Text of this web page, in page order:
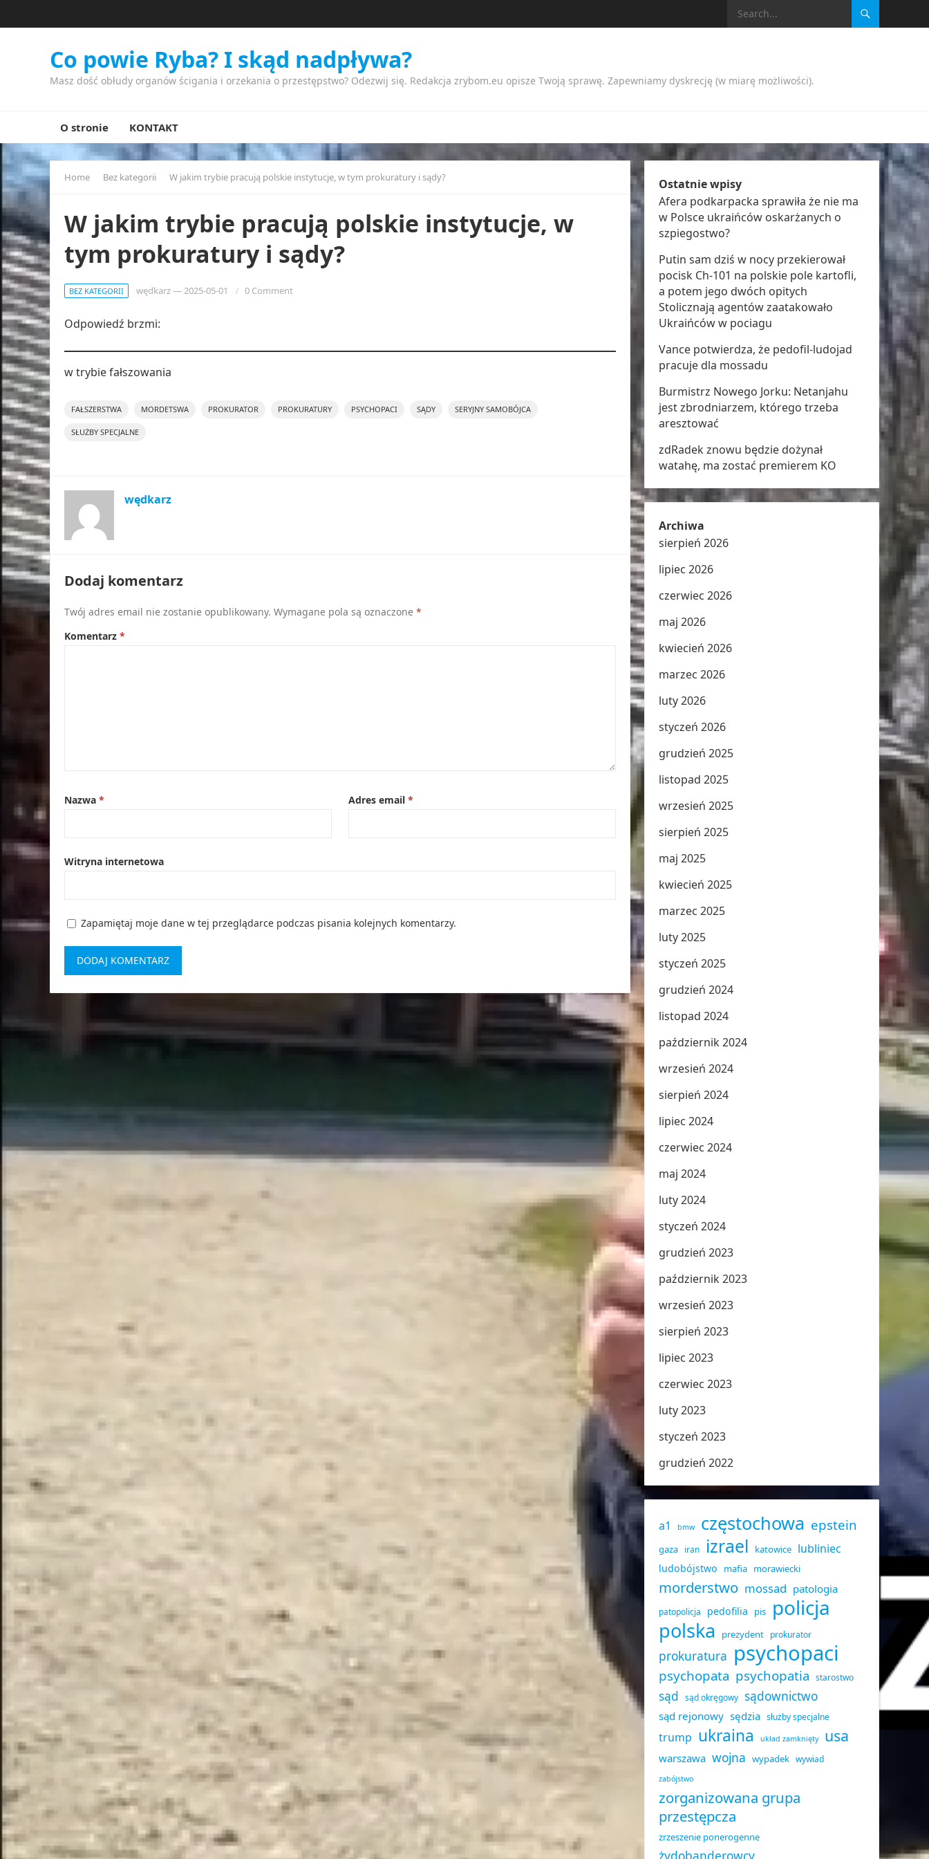
Co powie Ryba? I skąd nadpływa?
Masz dość obłudy organów ścigania i orzekania o przestępstwo? Odezwij się. Redakcja zrybom.eu opisze Twoją sprawę. Zapewniamy dyskrecję (w miarę możliwości).
O stronie KONTAKT
Home Bez kategorii W jakim trybie pracują polskie instytucje, w tym prokuratury i sądy?
W jakim trybie pracują polskie instytucje, w
tym prokuratury i sądy?
BEZ KATEGORII wędkarz—2025-05-01 0 Comment
Odpowiedź brzmi:
w trybie fałszowania
FAŁSZERSTWA MORDETSWA PROKURATOR PROKURATURY PSYCHOPACI SĄDY SERYJNY SAMOBÓJCA
SŁUŻBY SPECJALNE
wędkarz
Dodaj komentarz
Twój adres email nie zostanie opublikowany. Wymagane pola są oznaczone *
Komentarz *
Nazwa * Adres email *
Witryna internetowa
Zapamiętaj moje dane w tej przeglądarce podczas pisania kolejnych komentarzy.
Ostatnie wpisy
Afera podkarpacka sprawiła że nie ma
w Polsce ukraińców oskarżanych o
szpiegostwo?
Putin sam dziś w nocy przekierował
pocisk Ch-101 na polskie pole kartofli,
a potem jego dwóch opitych
Stolicznają agentów zaatakowało
Ukraińców w pociagu
Vance potwierdza, że pedofil-ludojad
pracuje dla mossadu
Burmistrz Nowego Jorku: Netanjahu
jest zbrodniarzem, którego trzeba
aresztować
zdRadek znowu będzie dożynał
watahę, ma zostać premierem KO
Archiwa
sierpień 2026
lipiec 2026
czerwiec 2026
maj 2026
kwiecień 2026
marzec 2026
luty 2026
styczeń 2026
grudzień 2025
listopad 2025
wrzesień 2025
sierpień 2025
maj 2025
kwiecień 2025
marzec 2025
luty 2025
styczeń 2025
grudzień 2024
listopad 2024
październik 2024
wrzesień 2024
sierpień 2024
lipiec 2024
czerwiec 2024
maj 2024
luty 2024
styczeń 2024
grudzień 2023
październik 2023
wrzesień 2023
sierpień 2023
lipiec 2023
czerwiec 2023
luty 2023
styczeń 2023
grudzień 2022
a1 bmw częstochowa epstein
gaza iran izrael katowice lubliniec
ludobójstwo mafia morawiecki
morderstwo mossad patologia
patopolicja pedofilia pis policja
polska prezydent prokurator
prokuratura psychopaci
psychopata psychopatia starostwo
sąd sąd okręgowy sądownictwo
sąd rejonowy sędzia służby specjalne
trump ukraina układ zamknięty usa
warszawa wojna wypadek wywiad
zabójstwo
zorganizowana grupa
przestępcza
zrzeszenie ponerogenne